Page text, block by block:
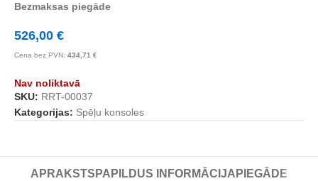
Bezmaksas piegāde
526,00 €
Cena bez PVN: 434,71 €
Nav noliktavā
SKU: RRT-00037
Kategorijas: Spēļu konsoles
APRAKSTS PAPILDUS INFORMĀCIJA PIEGĀDE